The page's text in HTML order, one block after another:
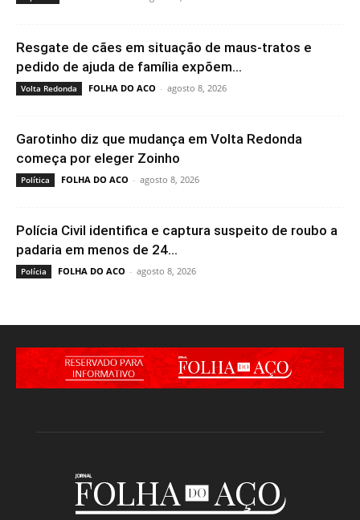
Resgate de cães em situação de maus-tratos e
pedido de ajuda de família expõem...
Volta Redonda FOLHA DO ACO - agosto 8, 2026
Garotinho diz que mudança em Volta Redonda
começa por eleger Zoinho
Política FOLHA DO ACO - agosto 8, 2026
Polícia Civil identifica e captura suspeito de roubo a
padaria em menos de 24...
Polícia FOLHA DO ACO - agosto 8, 2026